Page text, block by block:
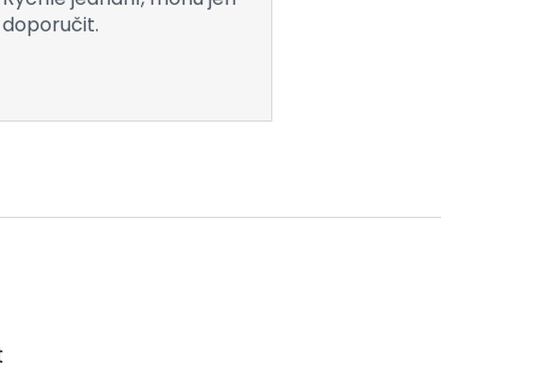
doporučit.